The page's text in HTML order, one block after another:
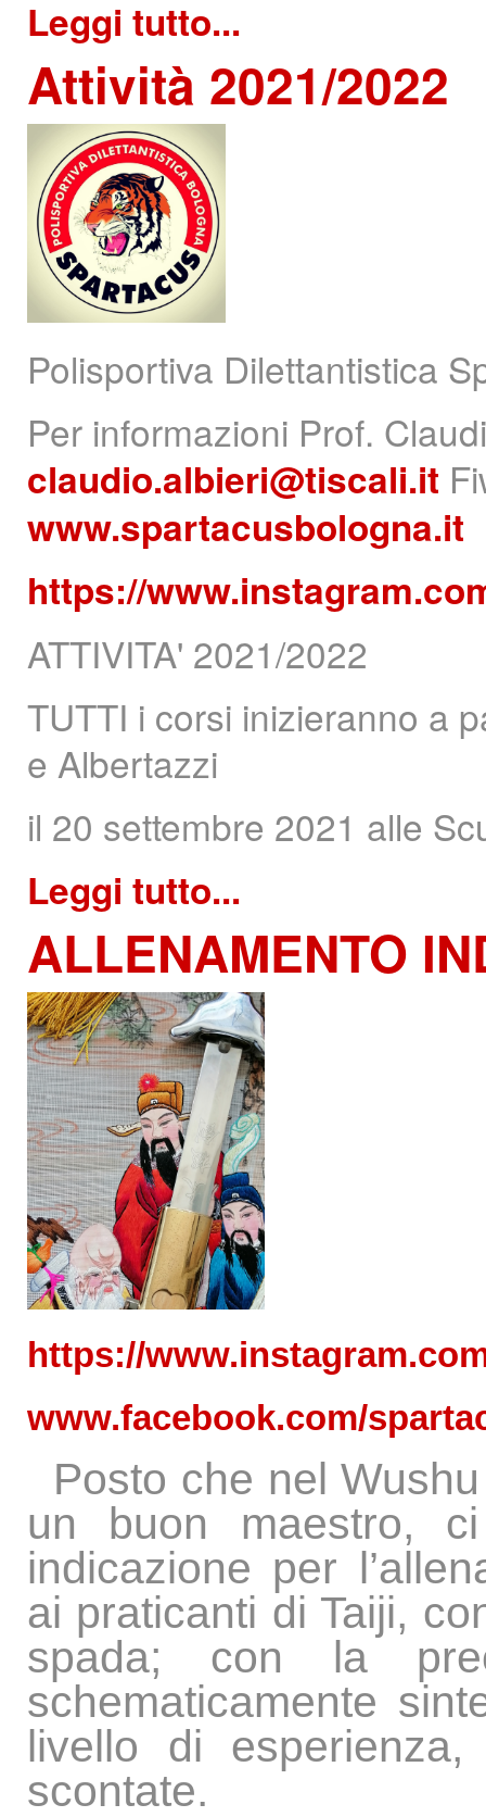
Leggi tutto...
Attività 2021/2022
Polisportiva Dilettantistica
Per informazioni Prof.
claudio.albieri@tiscali.it
www.spartacusbologna.it
https://
ATTIVITA' 2021/2022
TUTTI i corsi inizieranno a
e Albertazzi
il 20 settembre 2021 alle
Leggi tutto...
ALLENAMENTO
https://
www.facebook.com/
Posto che nel
un buon maestro,
indicazione per
ai praticanti di Taiji,
spada; con la
schematicamente
livello di
scontate.